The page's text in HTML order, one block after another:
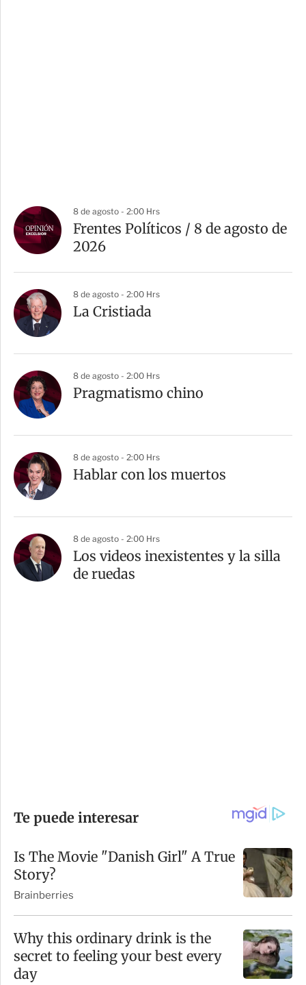
8 de agosto - 2:00 Hrs
Frentes Políticos / 8 de agosto de
2026
8 de agosto - 2:00 Hrs
La Cristiada
8 de agosto - 2:00 Hrs
Pragmatismo chino
8 de agosto - 2:00 Hrs
Hablar con los muertos
8 de agosto - 2:00 Hrs
Los videos inexistentes y la silla
de ruedas